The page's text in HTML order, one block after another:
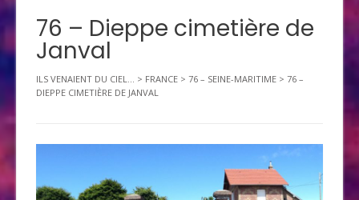
76 – Dieppe cimetière de
Janval
ILS VENAIENT DU CIEL... > FRANCE > 76 – SEINE-MARITIME > 76 –
DIEPPE CIMETIÈRE DE JANVAL